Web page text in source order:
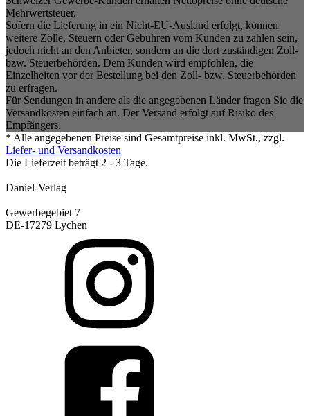
Mehrwertsteuer.
Sofern die Lieferung in ein Nicht-EU-Ausland erfolgt, können
weitere Zölle, Steuern oder Gebühren vom Kunden zu zahlen sein,
jedoch nicht an den Anbieter, sondern an die dort zuständigen Zoll-
bzw. Steuerbehörden. Dem Kunden wird empfohlen, die
Einzelheiten vor der Bestellung bei den Zoll- bzw. Steuerbehörden
zu erfragen.
Für Sendungen in andere als die angegebenen Länder fragen Sie die
Versandkosten einfach an. Der Versand erfolgt auf Risiko des
Empfängers.
* Alle angegebenen Preise sind Gesamtpreise inkl. MwSt., zzgl.
Liefer- und Versandkosten
Die Lieferzeit beträgt 2 - 3 Tage.
Daniel-Verlag
Gewerbegebiet 7
DE-17279 Lychen